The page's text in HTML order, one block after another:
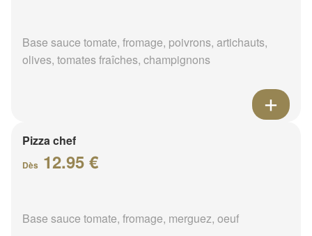
Base sauce tomate, fromage, poivrons, artichauts,
olives, tomates fraîches, champignons
Pizza chef
Dès 12.95 €
Base sauce tomate, fromage, merguez, oeuf